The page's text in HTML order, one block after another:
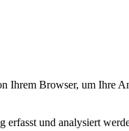
Browser, um Ihre
erfasst und analysiert